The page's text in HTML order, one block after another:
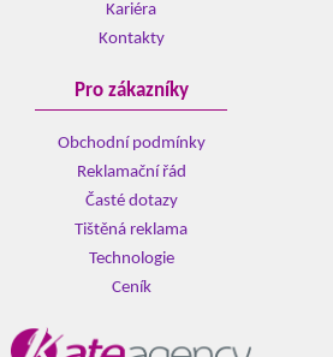
Kariéra
Kontakty
Pro zákazníky
Obchodní podmínky
Reklamační řád
Časté dotazy
Tištěná reklama
Technologie
Ceník